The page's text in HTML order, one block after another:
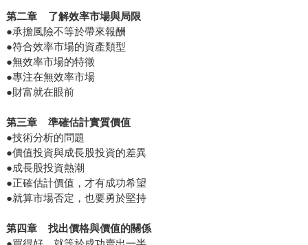
第二章
了解效率市場與局限
●承擔風險不等於帶來報酬
●符合效率市場的資產類型
●無效率市場的特徵
●專注在無效率市場
●財富就在眼前
第三章
準確估計實質價值
●技術分析的問題
●價值投資與成長股投資的差異
●成長股投資熱潮
●正確估計價值，才有成功希望
●就算市場否定，也要勇於堅持
第四章
找出價格與價值的關係